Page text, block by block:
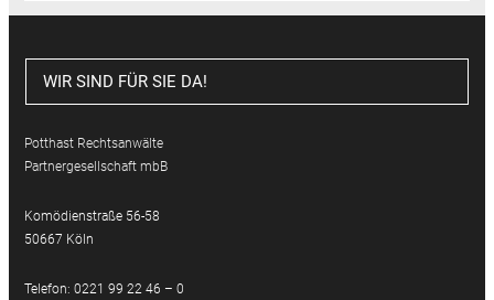
WIR SIND FÜR SIE DA!
Potthast Rechtsanwälte
Partnergesellschaft mbB
Komödienstraße 56-58
50667 Köln
Telefon: 0221 99 22 46 – 0